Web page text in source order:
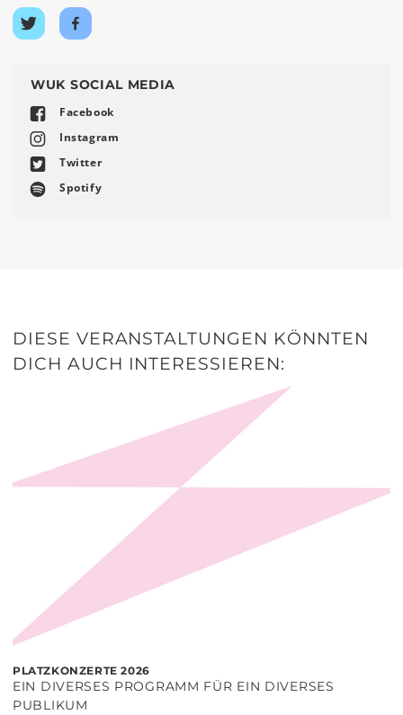
Auf
Twitter
Auf
Facebook
WUK SOCIAL MEDIA
Facebook
Instagram
Twitter
Spotify
DIESE VERANSTALTUNGEN KÖNNTEN
DICH AUCH INTERESSIEREN:
PLATZKONZERTE 2026
EIN DIVERSES PROGRAMM FÜR EIN DIVERSES
PUBLIKUM